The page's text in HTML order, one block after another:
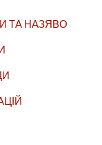
ТА НАЗЯВО